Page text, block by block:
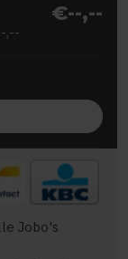
€--,--
,--
Jobo's